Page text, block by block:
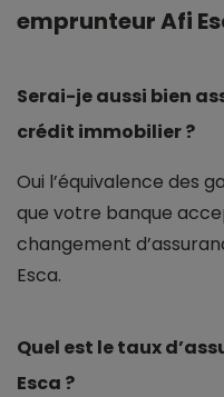
emprunteur Afi
Serai-je aussi bien
crédit immobilier ?
Oui l’équivalence des
que votre banque
changement
Esca.
Quel est le taux
Esca ?